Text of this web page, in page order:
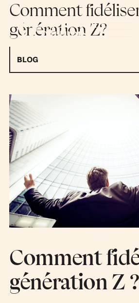
BLOG
Comment
génération Z?
Comment
génération Z ?